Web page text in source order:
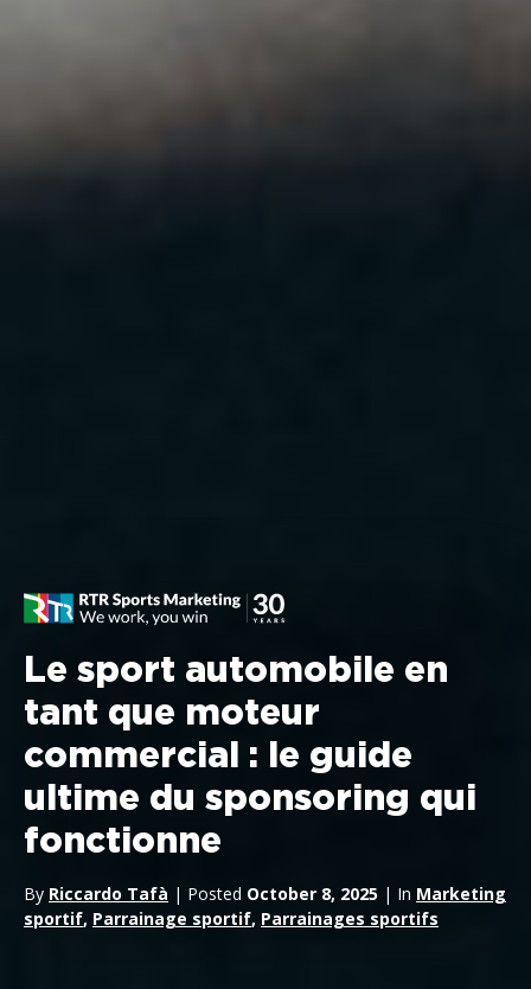
Le sport automobile en
tant que moteur
commercial : le guide
ultime du sponsoring qui
fonctionne
By Riccardo Tafà | Posted October 8, 2025 | In Marketing
sportif, Parrainage sportif, Parrainages sportifs